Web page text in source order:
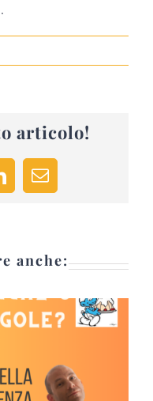
articolo!
Email
anche: